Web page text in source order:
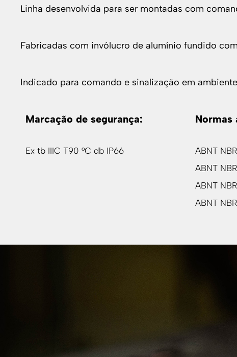
Linha desenvolvida para ser montadas com
Fabricadas com invólucro de alumínio fundido
Indicado para comando e sinalização em
Marcação de segurança:
Ex tb IIIC T90 °C db IP66
Normas
ABNT
ABNT
ABNT
ABNT